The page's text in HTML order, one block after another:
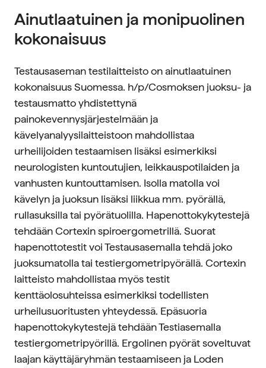
Ainutlaatuinen ja monipuolinen
kokonaisuus
Testausaseman testilaitteisto on ainutlaatuinen
kokonaisuus Suomessa. h/p/Cosmoksen juoksu- ja
testausmatto yhdistettynä
painokevennysjärjestelmään ja
kävelyanalyysilaitteistoon mahdollistaa
urheilijoiden testaamisen lisäksi esimerkiksi
neurologisten kuntoutujien, leikkauspotilaiden ja
vanhusten kuntouttamisen. Isolla matolla voi
kävelyn ja juoksun lisäksi liikkua mm. pyörällä,
rullasuksilla tai pyörätuolilla. Hapenottokykytestejä
tehdään Cortexin spiroergometrillä. Suorat
hapenottotestit voi Testausasemalla tehdä joko
juoksumatolla tai testiergometripyörällä. Cortexin
laitteisto mahdollistaa myös testit
kenttäolosuhteissa esimerkiksi todellisten
urheilusuoritusten yhteydessä. Epäsuoria
hapenottokykytestejä tehdään Testiasemalla
testiergometripyörillä. Ergolinen pyörät soveltuvat
laajan käyttäjäryhmän testaamiseen ja Loden